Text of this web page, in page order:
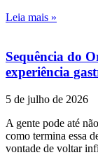
Leia mais »
Sequência do
experiência
5 de julho de 2026
A gente pode até
como termina essa
vontade de voltar